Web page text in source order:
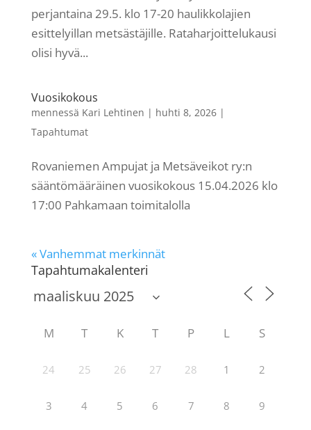
perjantaina 29.5. klo 17-20 haulikkolajien
esittelyillan metsästäjille. Rataharjoittelukausi
olisi hyvä...
Vuosikokous
mennessä Kari Lehtinen | huhti 8, 2026|
Tapahtumat
Rovaniemen Ampujat ja Metsäveikot ry:n
sääntömääräinen vuosikokous 15.04.2026 klo
17:00 Pahkamaan toimitalolla
« Vanhemmat merkinnät
Tapahtumakalenteri
M T K T P L S
24 25 26 27 28 1 2
3 4 5 6 7 8 9